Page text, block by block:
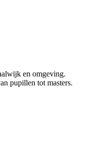
en omgeving.
pupillen tot masters.